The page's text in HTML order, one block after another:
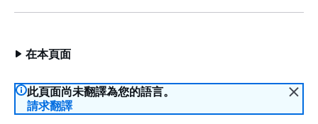
在本頁面
此頁面尚未翻譯為您的語言。
請求翻譯